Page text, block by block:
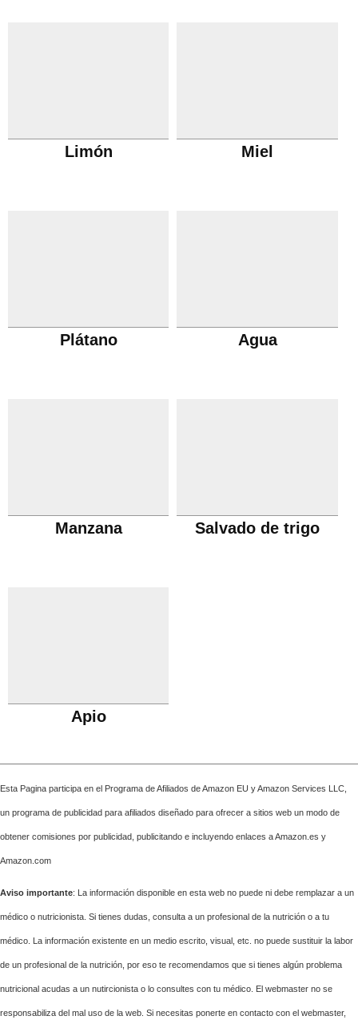
Limón Miel
Plátano Agua
Manzana Salvado de trigo
Apio
Esta Pagina participa en el Programa de Afiliados de Amazon EU y Amazon Services LLC,
un programa de publicidad para afiliados diseñado para ofrecer a sitios web un modo de
obtener comisiones por publicidad, publicitando e incluyendo enlaces a Amazon.es y
Amazon.com
Aviso importante: La información disponible en esta web no puede ni debe remplazar a un
médico o nutricionista. Si tienes dudas, consulta a un profesional de la nutrición o a tu
médico. La información existente en un medio escrito, visual, etc. no puede sustituir la labor
de un profesional de la nutrición, por eso te recomendamos que si tienes algún problema
nutricional acudas a un nutircionista o lo consultes con tu médico. El webmaster no se
responsabiliza del mal uso de la web. Si necesitas ponerte en contacto con el webmaster,